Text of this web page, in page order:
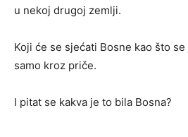
u nekoj drugoj zemlji.
Koji će se sjećati Bosne kao što
samo kroz priče.
I pitat se kakva je to bila Bosna?